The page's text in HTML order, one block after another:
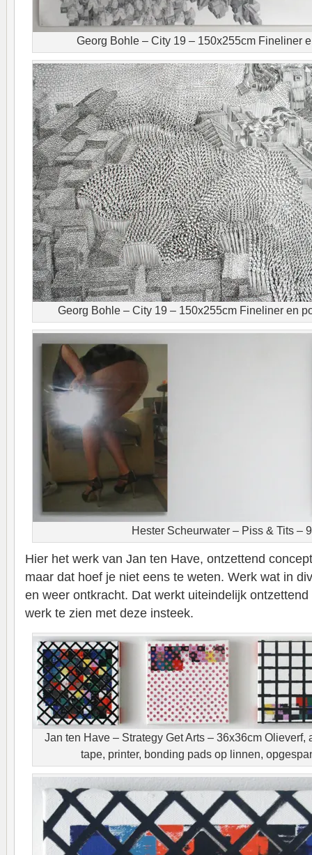
Georg Bohle – City 19 – 150x255cm Fineliner
Georg Bohle – City 19 – 150x255cm Fineliner en
Hester Scheurwater – Piss & Tits –
Hier het werk van Jan ten Have, ontzettend
maar dat hoef je niet eens te weten. Werk wat in
en weer ontkracht. Dat werkt uiteindelijk
werk te zien met deze insteek.
Jan ten Have – Strategy Get Arts – 36x36cm Olieverf,
tape, printer, bonding pads op linnen,